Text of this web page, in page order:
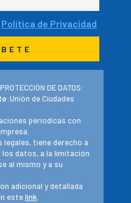
Política de Privacidad
DE DATOS:
:Unión de Ciudades
periodicas con
legales, tiene derecho a
datos, a la limitación
al mismo y a su
adicional y detallada
estelink